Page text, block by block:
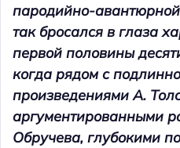
пародийно-
так бросался в глаза
первой половины
когда рядом с
произведениями А.
аргументированными
Обручева, глубокими